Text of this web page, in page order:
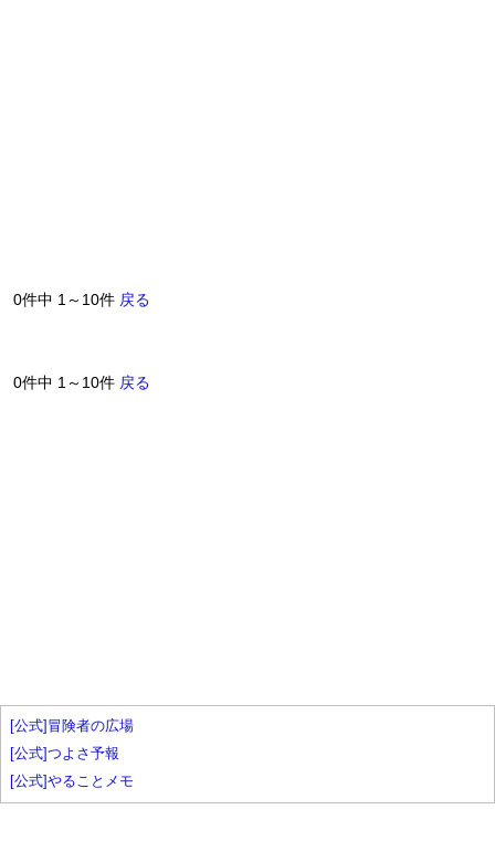
0件中 1～10件 戻る
0件中 1～10件 戻る
[公式]冒険者の広場
[公式]つよさ予報
[公式]やることメモ